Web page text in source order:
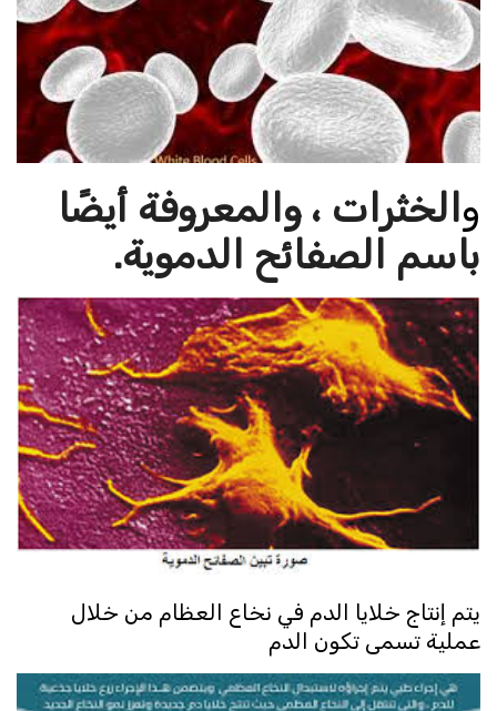
الخثرات ، والمعروفة أيضًا
باسم الصفائح الدموية.
يتم إنتاج خلايا الدم في نخاع العظام من خلال
عملية تسمى تكون الدم